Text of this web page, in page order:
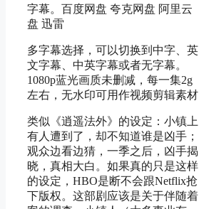
字幕。百度网盘 夸克网盘 阿里云
盘 迅雷
多字幕选择，可以切换到中字、英
文字幕、中英字幕或者无字幕。
1080p蓝光画质未删减，每一集2g
左右，无水印可用作视频剪辑素材
类似《逍遥法外》的设定：小镇上
有人遭到了，却不知道谁是凶手；
观众边看边猜，一季之后，凶手揭
晓，真相大白。如果真的只是这样
的设定，HBO是断不会跟Netflix抢
下版权。这部剧应该是关于伴随着